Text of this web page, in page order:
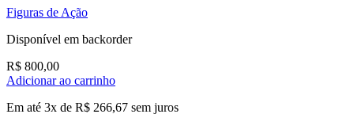
Figuras de Ação
Disponível em backorder
R$ 800,00
Adicionar ao carrinho
Em até 3x de R$ 266,67 sem juros